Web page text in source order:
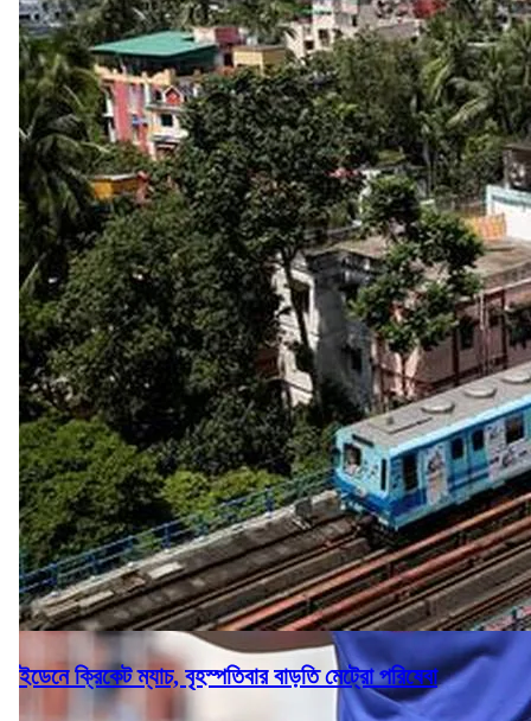
ইডেনে ক্রিকেট ম্যাচ, বৃহস্পতিবার বাড়তি মেট্রো পরিষেবা